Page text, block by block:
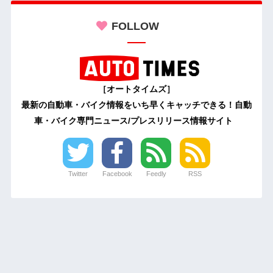
FOLLOW
［オートタイムズ］
最新の自動車・バイク情報をいち早くキャッチできる！自動
車・バイク専門ニュース/プレスリリース情報サイト
Twitter Facebook Feedly RSS